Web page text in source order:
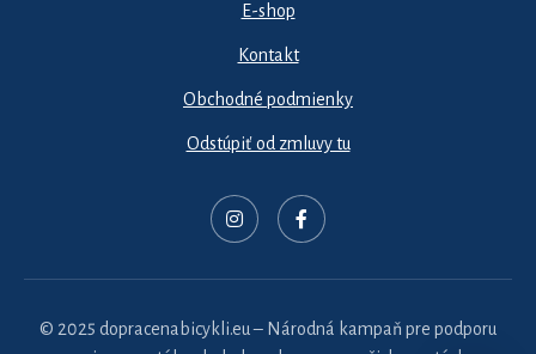
E-shop
Kontakt
Obchodné podmienky
Odstúpiť od zmluvy tu
© 2025 dopracenabicykli.eu – Národná kampaň pre podporu